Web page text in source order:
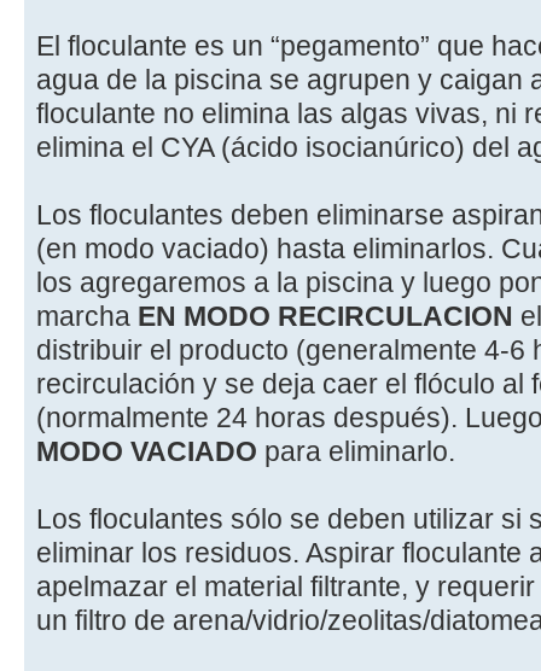
El floculante es un “pegamento” que
agua de la piscina se agrupen y caigan
floculante no elimina las algas vivas, ni
elimina el CYA (ácido isocianúrico) del
Los floculantes deben eliminarse
(en modo vaciado) hasta eliminarlos.
los agregaremos a la piscina y luego
marcha EN MODO RECIRCULACION
distribuir el producto (generalmente 4-6
recirculación y se deja caer el flóculo al
(normalmente 24 horas después).
MODO VACIADO para eliminarlo.
Los floculantes sólo se deben utilizar si
eliminar los residuos. Aspirar floculante
apelmazar el material filtrante, y
un filtro de arena/vidrio/zeolitas/